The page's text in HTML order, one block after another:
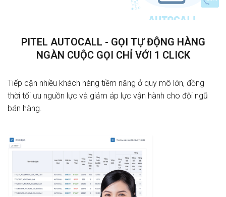
PITEL AUTOCALL - GỌI TỰ ĐỘNG HÀNG
NGÀN CUỘC GỌI CHỈ VỚI 1 CLICK
Tiếp cận nhiều khách hàng tiềm năng ở quy mô lớn, đồng
thời tối ưu nguồn lực và giảm áp lực vận hành cho đội ngũ
bán hàng.